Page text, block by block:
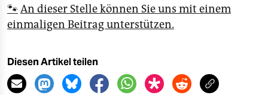
🐾An dieser Stelle können Sie uns mit einem
einmaligen Beitrag unterstützen.
Diesen Artikel teilen